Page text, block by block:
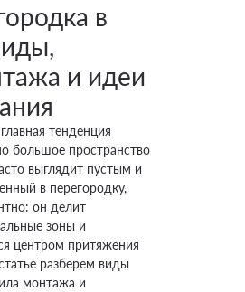
совместить
строить
и пеноблок
и профиль
плиты
силикат
три
при монтаже
в
и идеи
тенденция
большое пространство
выглядит пустым и
в перегородку,
он делит
зоны и
центром притяжения
разберем виды
монтажа и